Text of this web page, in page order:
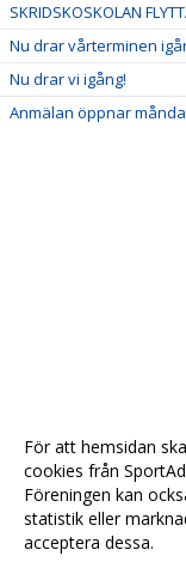
SKRIDSKOSKOLAN
Nu drar vårterminen
Nu drar vi igång!
Anmälan öppnar
För att hemsidan
cookies från
Föreningen kan
statistik eller
acceptera dessa.